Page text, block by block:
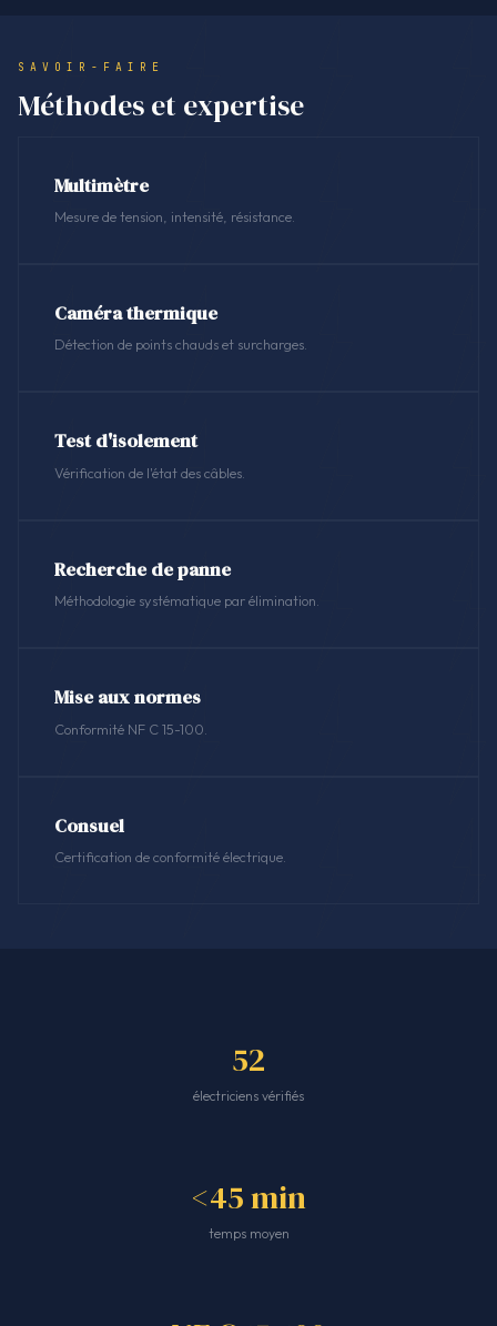
SAVOIR-FAIRE
Méthodes et expertise
Multimètre
Mesure de tension, intensité, résistance.
Caméra thermique
Détection de points chauds et surcharges.
Test d'isolement
Vérification de l'état des câbles.
Recherche de panne
Méthodologie systématique par élimination.
Mise aux normes
Conformité NF C 15-100.
Consuel
Certification de conformité électrique.
52
électriciens vérifiés
<45 min
temps moyen